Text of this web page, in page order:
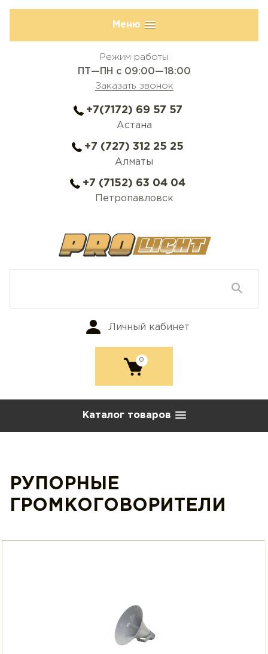
Меню
Режим работы
ПТ—ПН с 09:00—18:00
Заказать звонок
+7(7172) 69 57 57
Астана
+7 (727) 312 25 25
Алматы
+7 (7152) 63 04 04
Петропавловск
Личный кабинет
0
Каталог товаров
РУПОРНЫЕ
ГРОМКОГОВОРИТЕЛИ